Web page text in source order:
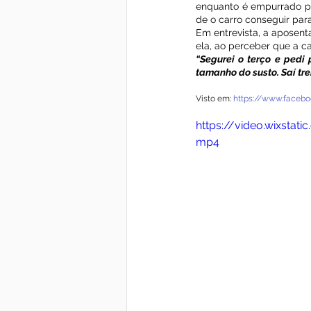
enquanto é empurrado
de o carro conseguir
Em entrevista, a
ela, ao perceber que a
“Segurei o terço e pedi
tamanho do susto. Saí
Visto em: https://
https://
mp4